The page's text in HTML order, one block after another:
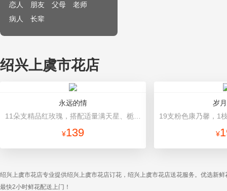
恋人
朋友 父母
老师
病人
长辈
绍兴上虞市花店
永远的情
¥139
岁
¥
绍兴上虞市花店专业提供绍兴上虞市花店订花，绍兴上虞市花店送花服务。优选新
最快2小时鲜花配送上门！